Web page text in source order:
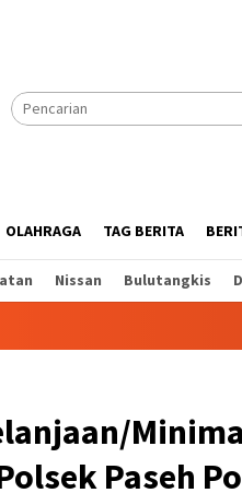
OLAHRAGA TAG BERITA
Nissan Bulutangkis
Paseh